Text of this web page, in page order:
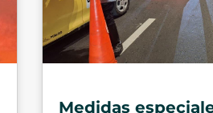
Medidas